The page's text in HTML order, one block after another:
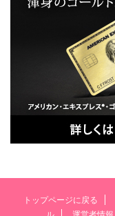
トップページに戻る